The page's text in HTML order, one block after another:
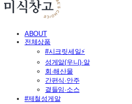
ABOUT
전체상품
#시크릿세일⚡
성게알(우니)·알
회·해산물
간편식·안주
곁들임·소스
#제철성게알